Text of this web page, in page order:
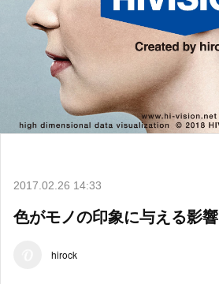
2017.02.26 14:33
色がモノの印象に与える影響
hirock